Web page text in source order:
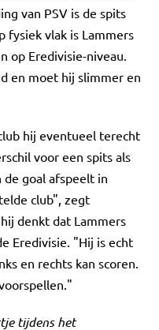
van PSV is de spits
fysiek vlak is Lammers
op Eredivisie-niveau.
en moet hij slimmer en
hij eventueel terecht
voor een spits als
de goal afspeelt in
club", zegt
denkt dat Lammers
Eredivisie. "Hij is echt
en rechts kan scoren.
tijdens het